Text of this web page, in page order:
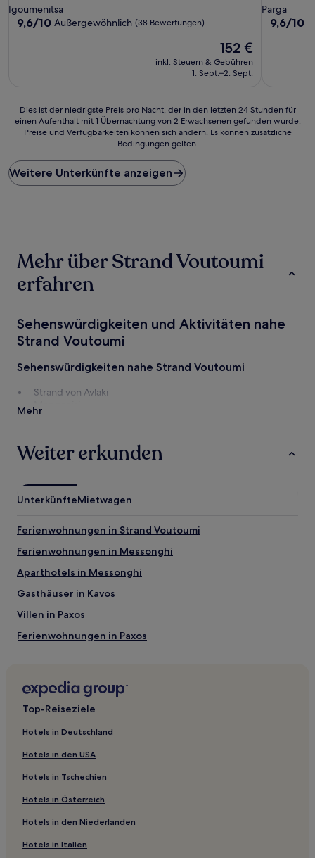
Sterne-
Unterkunft
Igoumenitsa
9.6
9,6/10 Außergewöhnlich (38 Bewertungen)
Der
Preis
beträgt
152 €
inkl. Steuern & Gebühren
1. Sept.–2. Sept.
Sterne-
Parga
9.6
9,6/10
Dies
ist
Preis
pro
Nacht,
für
Aufenthalt
von
2 Erwachsenen
wurde.
können
Bedingungen
gelten.
Dies ist der niedrigste Preis pro Nacht, der in den letzten 24 Stunden für
einen Aufenthalt mit 1 Übernachtung von 2 Erwachsenen gefunden wurde.
Preise und Verfügbarkeiten können sich ändern. Es können zusätzliche
Bedingungen gelten.
Weitere Unterkünfte anzeigen
Mehr über Strand Voutoumi
erfahren
Sehenswürdigkeiten und Aktivitäten nahe
Strand Voutoumi
Sehenswürdigkeiten nahe Strand Voutoumi
Strand von Avlaki
Mongonisi
Christliche Basilika Agia Marina
Kaki Langada Strand
Mehr
Weiter erkunden
UnterkünfteMietwagen
Ferienwohnungen in Strand Voutoumi
Ferienwohnungen in Messonghi
Aparthotels in Messonghi
Gasthäuser in Kavos
Villen in Paxos
Ferienwohnungen in Paxos
Hotels nahe Strand von Agios Gordios
Agios Gordios Hotels
Hotels nahe Ái Giánnis
Hotels nahe Strand von Agios Petros
Hotels nahe Aváli
Hotels nahe Molos Strand
Top-Reiseziele
Hotels in Deutschland
Hotels in den USA
Hotels in Tschechien
Hotels in Österreich
Hotels in den Niederlanden
Hotels in Italien